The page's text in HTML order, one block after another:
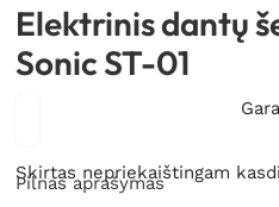
Elektrinis dantų
Sonic ST-01
Skirtas nepriekaištingam
Pilnas aprašymas